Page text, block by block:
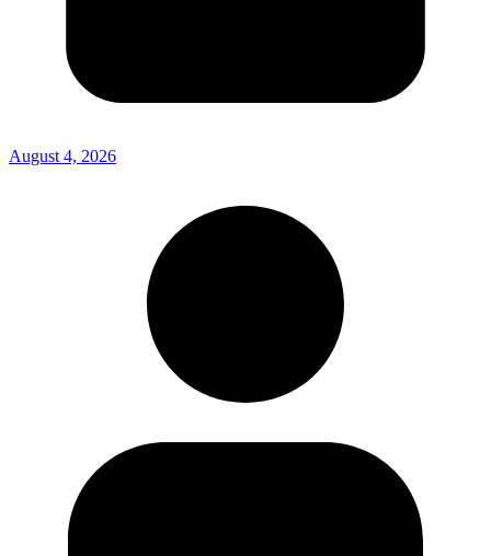
August 4, 2026